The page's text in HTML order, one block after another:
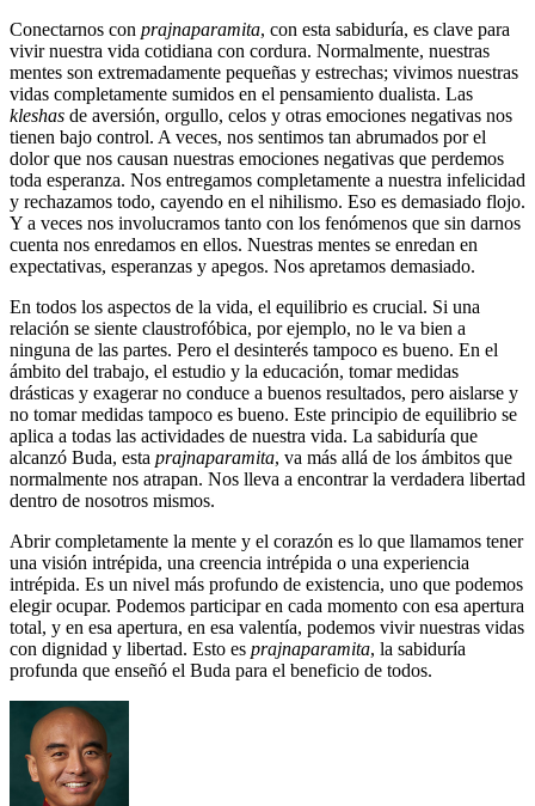
Conectarnos con prajnaparamita, con esta sabiduría, es clave para
vivir nuestra vida cotidiana con cordura. Normalmente, nuestras
mentes son extremadamente pequeñas y estrechas; vivimos nuestras
vidas completamente sumidos en el pensamiento dualista. Las
kleshas de aversión, orgullo, celos y otras emociones negativas nos
tienen bajo control. A veces, nos sentimos tan abrumados por el
dolor que nos causan nuestras emociones negativas que perdemos
toda esperanza. Nos entregamos completamente a nuestra infelicidad
y rechazamos todo, cayendo en el nihilismo. Eso es demasiado flojo.
Y a veces nos involucramos tanto con los fenómenos que sin darnos
cuenta nos enredamos en ellos. Nuestras mentes se enredan en
expectativas, esperanzas y apegos. Nos apretamos demasiado.
En todos los aspectos de la vida, el equilibrio es crucial. Si una
relación se siente claustrofóbica, por ejemplo, no le va bien a
ninguna de las partes. Pero el desinterés tampoco es bueno. En el
ámbito del trabajo, el estudio y la educación, tomar medidas
drásticas y exagerar no conduce a buenos resultados, pero aislarse y
no tomar medidas tampoco es bueno. Este principio de equilibrio se
aplica a todas las actividades de nuestra vida. La sabiduría que
alcanzó Buda, esta prajnaparamita, va más allá de los ámbitos que
normalmente nos atrapan. Nos lleva a encontrar la verdadera libertad
dentro de nosotros mismos.
Abrir completamente la mente y el corazón es lo que llamamos tener
una visión intrépida, una creencia intrépida o una experiencia
intrépida. Es un nivel más profundo de existencia, uno que podemos
elegir ocupar. Podemos participar en cada momento con esa apertura
total, y en esa apertura, en esa valentía, podemos vivir nuestras vidas
con dignidad y libertad. Esto es prajnaparamita, la sabiduría
profunda que enseñó el Buda para el beneficio de todos.